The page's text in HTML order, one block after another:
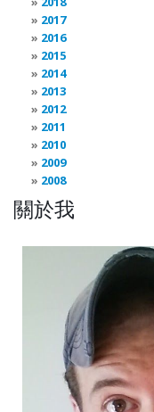
2017
2016
2015
2014
2013
2012
2011
2010
2009
2008
關於我